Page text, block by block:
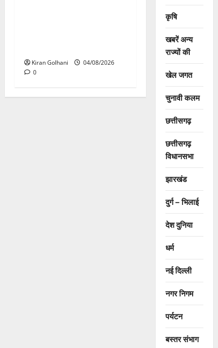
Kiran Golhani
04/08/2026
0
कृषि
खबरें अन्य
राज्यों की
खेल जगत
चुनावी कलम
छत्तीसगढ़
छत्तीसगढ़
विधानसभा
झारखंड
दुर्ग – भिलाई
देश दुनिया
धर्म
नई दिल्ली
नगर निगम
पर्यटन
बस्तर संभाग